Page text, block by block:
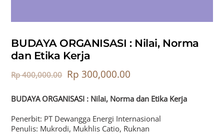
BUDAYA ORGANISASI : Nilai, Norma
dan Etika Kerja
Rp400,000.00 Rp 300,000.00
BUDAYA ORGANISASI : Nilai, Norma dan Etika Kerja
Penerbit: PT Dewangga Energi Internasional
Penulis: Mukrodi, Mukhlis Catio, Ruknan